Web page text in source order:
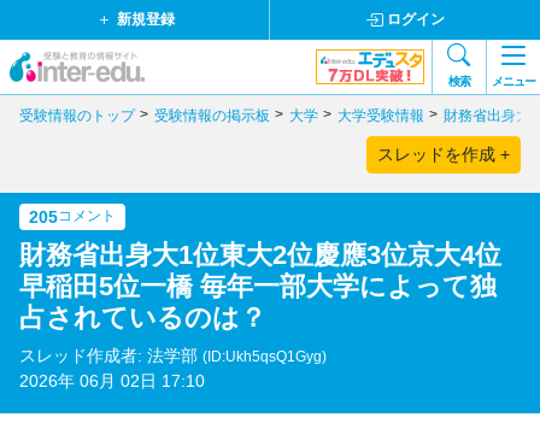
新規登録 ログイン
検索 メニュー
受験情報のトップ 受験情報の掲示板 大学 大学受験情報 財務省出身大
スレッドを作成 +
205コメント
財務省出身大1位東大2位慶應3位京大4位
早稲田5位一橋 毎年一部大学によって独
占されているのは？
スレッド作成者: 法学部 (ID:Ukh5qsQ1Gyg)
2026年 06月 02日 17:10